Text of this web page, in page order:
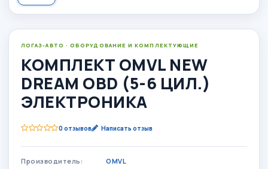
ЛОГАЗ-АВТО · ОБОРУДОВАНИЕ И КОМПЛЕКТУЮЩИЕ
КОМПЛЕКТ OMVL NEW
DREAM OBD (5-6 ЦИЛ.)
ЭЛЕКТРОНИКА
0 отзывов Написать отзыв
Производитель:
OMVL